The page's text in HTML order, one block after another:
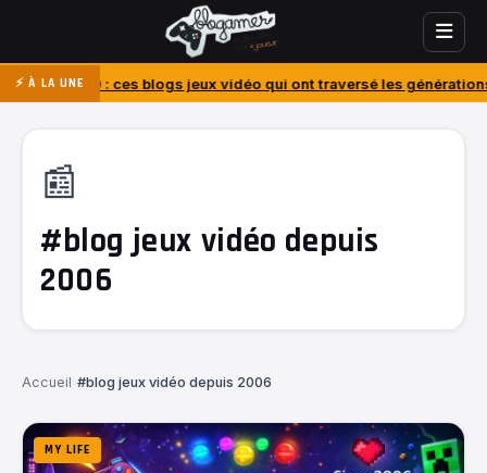
⚡ À LA UNE
: ces blogs jeux vidéo qui ont traversé les générations J’ai
📰
#blog jeux vidéo depuis
2006
Accueil #blog jeux vidéo depuis 2006
MY LIFE